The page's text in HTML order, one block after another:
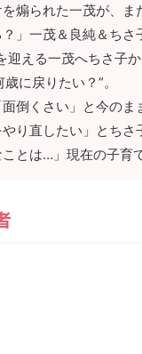
煽られた一茂が、ま
」一茂＆良純＆ちさ
える一茂へちさ子か
に戻りたい？”。
倒くさい」と今のま
り直したい」とちさ
とは…」現在の子育